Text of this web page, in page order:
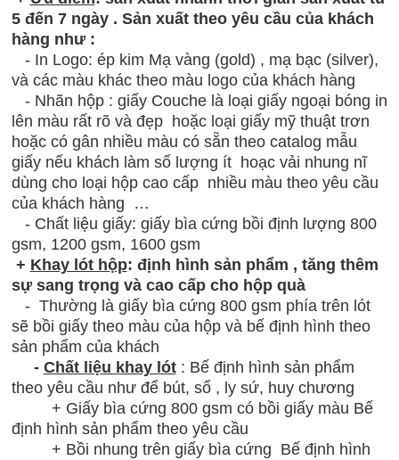
5 đến 7 ngày . Sản xuất theo yêu cầu của khách
hàng như :
- In Logo: ép kim Mạ vàng (gold) , mạ bạc (silver),
và các màu khác theo màu logo của khách hàng
- Nhãn hộp : giấy Couche là loại giấy ngoại bóng in
lên màu rất rõ và đẹp hoặc loại giấy mỹ thuật trơn
hoặc có gân nhiều màu có sẵn theo catalog mẫu
giấy nếu khách làm số lượng ít hoạc vải nhung nĩ
dùng cho loại hộp cao cấp nhiều màu theo yêu cầu
của khách hàng …
- Chất liệu giấy: giấy bìa cứng bồi định lượng 800
gsm, 1200 gsm, 1600 gsm
+ Khay lót hộp: định hình sản phẩm , tăng thêm
sự sang trọng và cao cấp cho hộp quà
- Thường là giấy bìa cứng 800 gsm phía trên lót
sẽ bồi giấy theo màu của hộp và bế định hình theo
sản phẩm của khách
- Chất liệu khay lót: Bế định hình sản phẩm
theo yêu cầu như để bút, sổ , ly sứ, huy chương
+ Giấy bìa cứng 800 gsm có bồi giấy màu Bế
định hình sản phẩm theo yêu cầu
+ Bồi nhung trên giấy bìa cứng Bế định hình